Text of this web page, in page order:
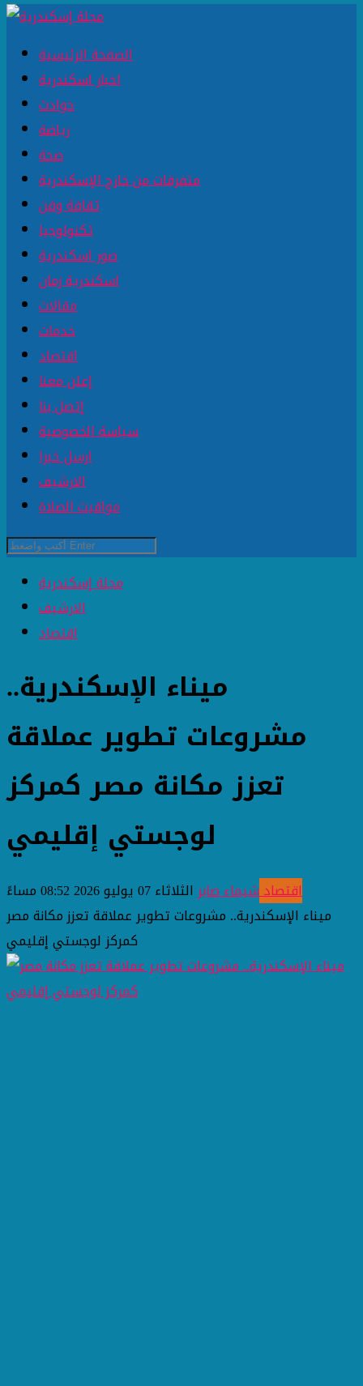
الصفحة الرئيسية
اخبار اسكندرية
حوادث
رياضة
صحة
متفرقات من خارج الإسكندرية
ثقافة وفن
تكنولوجيا
صور اسكندرية
اسكندرية زمان
مقالات
خدمات
اقتصاد
إعلن معنا
إتصل بنا
سياسة الخصوصية
ارسل خبرا
الارشيف
مواقيت الصلاة
مجلة إسكندرية
الارشيف
اقتصاد
ميناء الإسكندرية..
مشروعات تطوير عملاقة
تعزز مكانة مصر كمركز
لوجستي إقليمي
اقتصادشيماء صابر الثلاثاء 07 يوليو 2026 08:52 مساءً
ميناء الإسكندرية.. مشروعات تطوير عملاقة تعزز مكانة مصر
كمركز لوجستي إقليمي